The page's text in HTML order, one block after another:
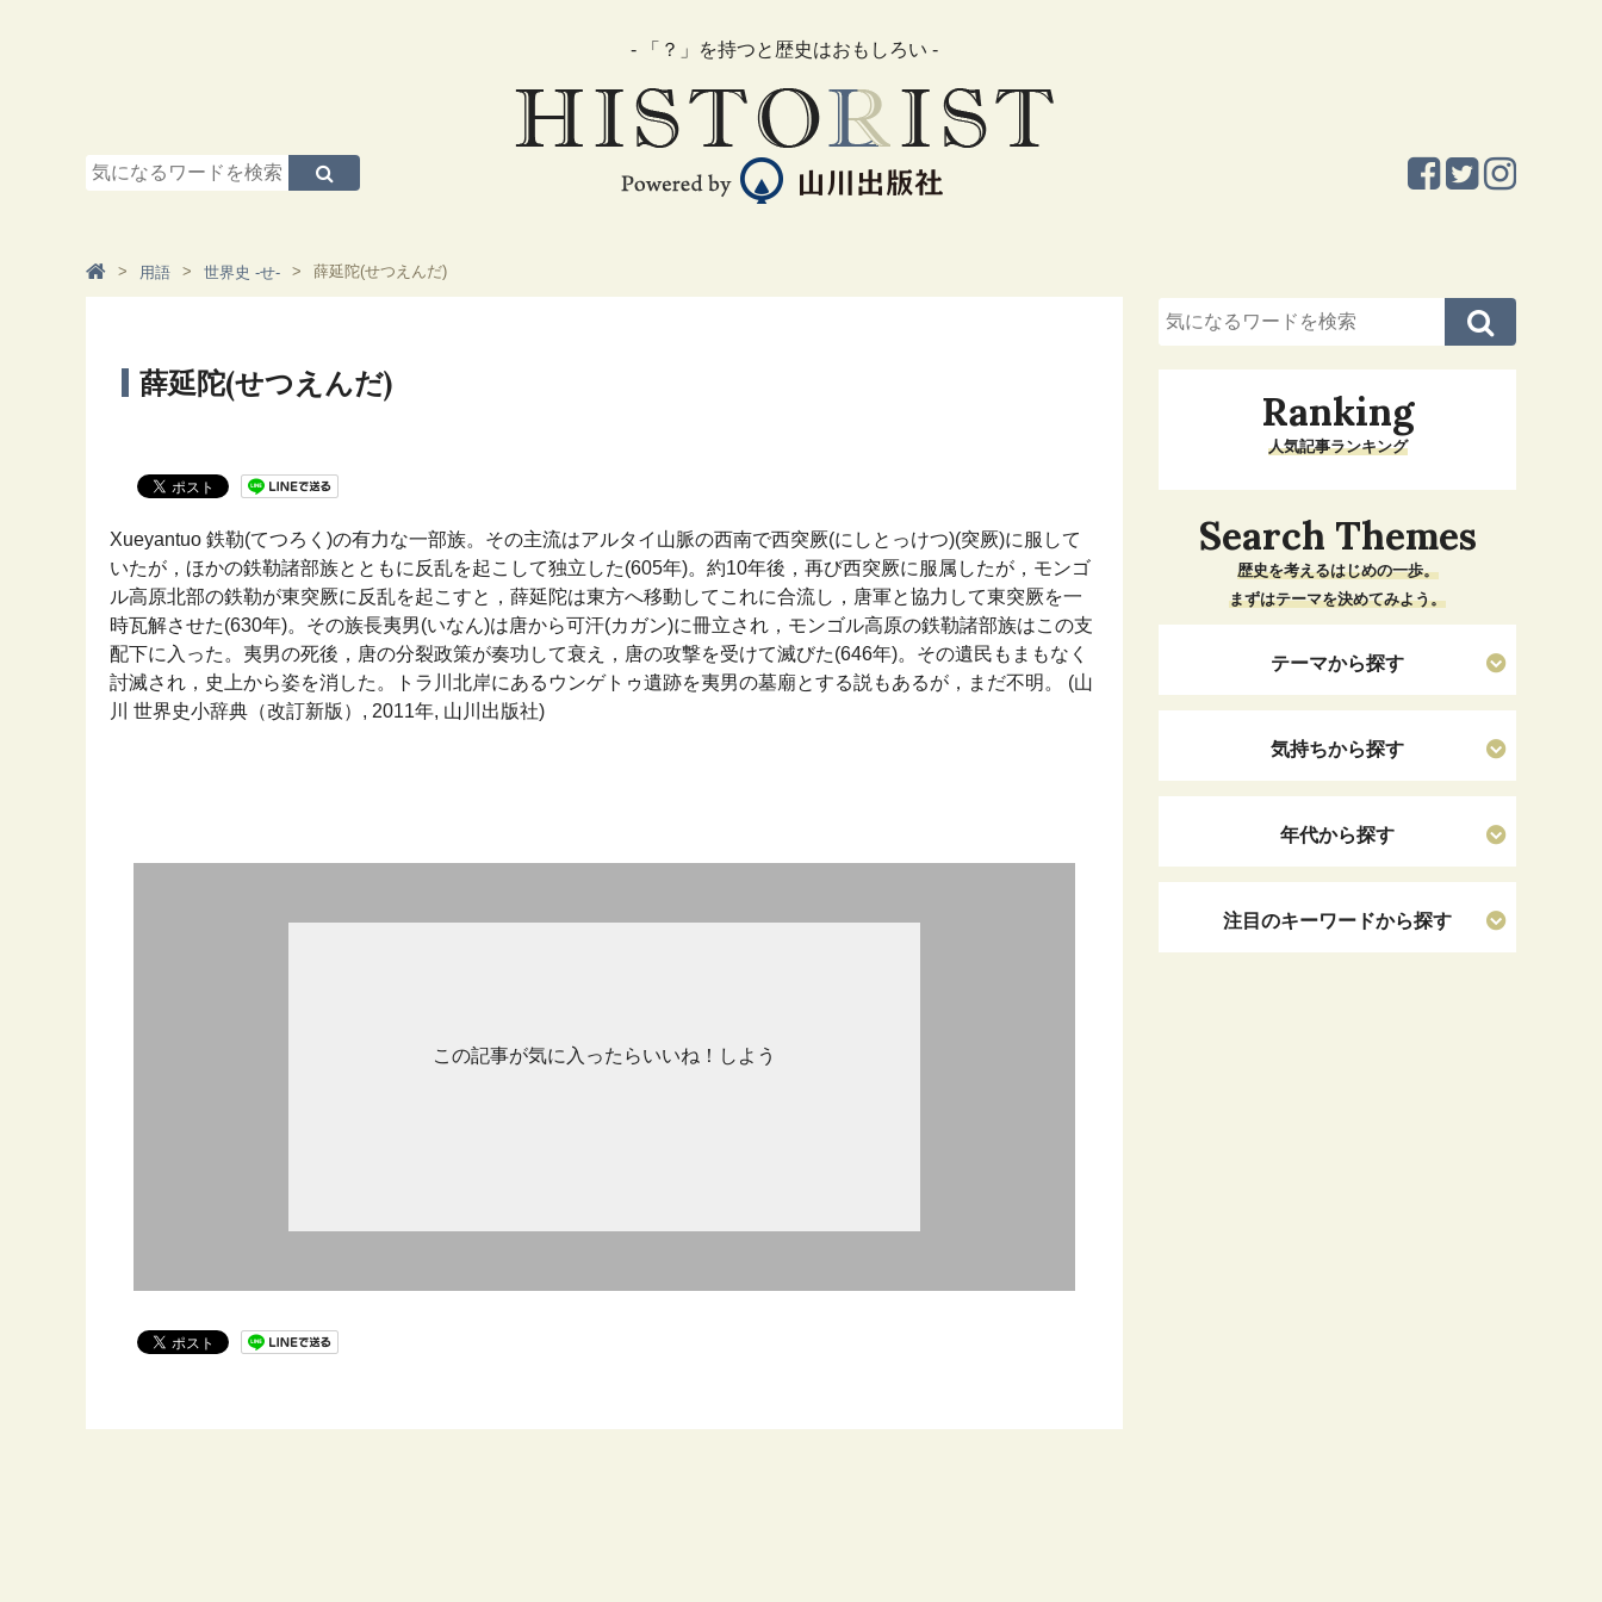
- 「？」を持つと歴史はおもしろい -
用語 世界史 -せ- 薛延陀(せつえんだ)
薛延陀(せつえんだ)
Xueyantuo 鉄勒(てつろく)の有力な一部族。その主流はアルタイ山脈の西南で西突厥(にしとっけつ)(突厥)に服して
いたが，ほかの鉄勒諸部族とともに反乱を起こして独立した(605年)。約10年後，再び西突厥に服属したが，モンゴ
ル高原北部の鉄勒が東突厥に反乱を起こすと，薛延陀は東方へ移動してこれに合流し，唐軍と協力して東突厥を一
時瓦解させた(630年)。その族長夷男(いなん)は唐から可汗(カガン)に冊立され，モンゴル高原の鉄勒諸部族はこの支
配下に入った。夷男の死後，唐の分裂政策が奏功して衰え，唐の攻撃を受けて滅びた(646年)。その遺民もまもなく
討滅され，史上から姿を消した。トラ川北岸にあるウンゲトゥ遺跡を夷男の墓廟とする説もあるが，まだ不明。 (山
川 世界史小辞典（改訂新版）, 2011年, 山川出版社)
この記事が気に入ったらいいね！しよう
Ranking
人気記事ランキング
Search Themes
歴史を考えるはじめの一歩。
まずはテーマを決めてみよう。
テーマから探す
気持ちから探す
年代から探す
注目のキーワードから探す